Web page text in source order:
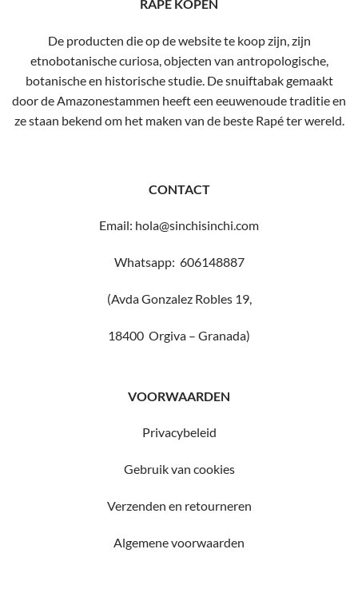
RAPÉ KOPEN
De producten die op de website te koop zijn, zijn
etnobotanische curiosa, objecten van antropologische,
botanische en historische studie. De snuiftabak gemaakt
door de Amazonestammen heeft een eeuwenoude traditie en
ze staan ​​bekend om het maken van de beste Rapé ter wereld.
CONTACT
Email: hola@sinchisinchi.com
Whatsapp: 606148887
(Avda Gonzalez Robles 19,
18400 Orgiva – Granada)
VOORWAARDEN
Privacybeleid
Gebruik van cookies
Verzenden en retourneren
Algemene voorwaarden